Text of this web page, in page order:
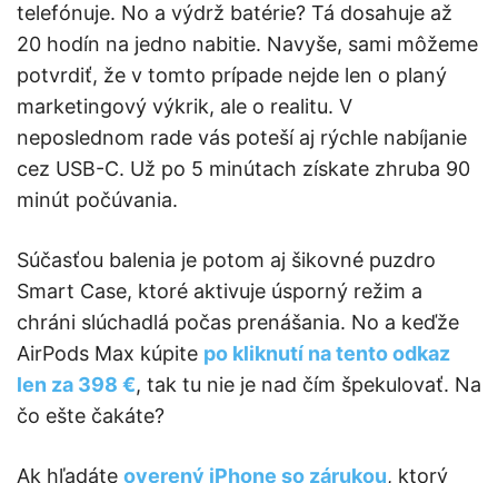
telefónuje. No a výdrž batérie? Tá dosahuje až
20 hodín na jedno nabitie. Navyše, sami môžeme
potvrdiť, že v tomto prípade nejde len o planý
marketingový výkrik, ale o realitu. V
neposlednom rade vás poteší aj rýchle nabíjanie
cez USB-C. Už po 5 minútach získate zhruba 90
minút počúvania.
Súčasťou balenia je potom aj šikovné puzdro
Smart Case, ktoré aktivuje úsporný režim a
chráni slúchadlá počas prenášania. No a keďže
AirPods Max kúpite po kliknutí na tento odkaz
len za 398 €, tak tu nie je nad čím špekulovať. Na
čo ešte čakáte?
Ak hľadáte overený iPhone so zárukou, ktorý